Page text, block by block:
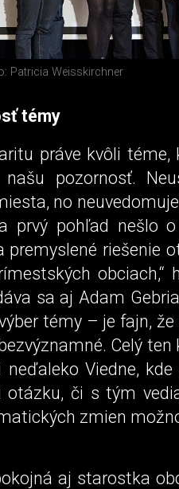
Patricia Weisskirchner
témy
práve kvôli téme,
pozornosť.
no
prvý pohľad nešlo
riešenie
obciach,“
sa aj Adam
témy – je fajn,
Celý ten
Viedne,
či s tým
zmien
aj starostka